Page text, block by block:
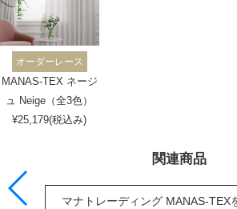
関連商品
マナトレーディング MANAS-TEX
オーダーレース
MANAS-TEX ネージ
ュ Neige（全3色）
¥25,179(税込み)